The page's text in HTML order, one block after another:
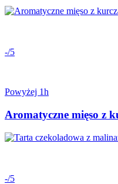
-/5
Powyżej 1h
Aromatyczne mięso z
-/5